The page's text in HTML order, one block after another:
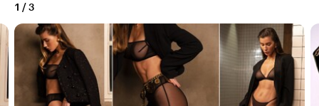
1 / 3